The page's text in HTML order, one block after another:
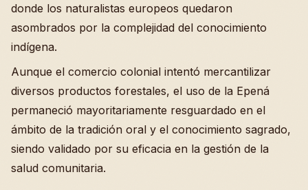
donde los naturalistas europeos quedaron
asombrados por la complejidad del conocimiento
indígena.
Aunque el comercio colonial intentó mercantilizar
diversos productos forestales, el uso de la Epená
permaneció mayoritariamente resguardado en el
ámbito de la tradición oral y el conocimiento sagrado,
siendo validado por su eficacia en la gestión de la
salud comunitaria.